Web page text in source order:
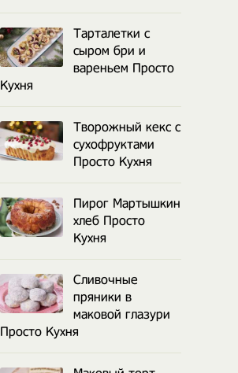
Тарталетки с
сыром бри и
вареньем Просто
Кухня
Творожный кекс с
сухофруктами
Просто Кухня
Пирог Мартышкин
хлеб Просто
Кухня
Сливочные
пряники в
маковой глазури
Просто Кухня